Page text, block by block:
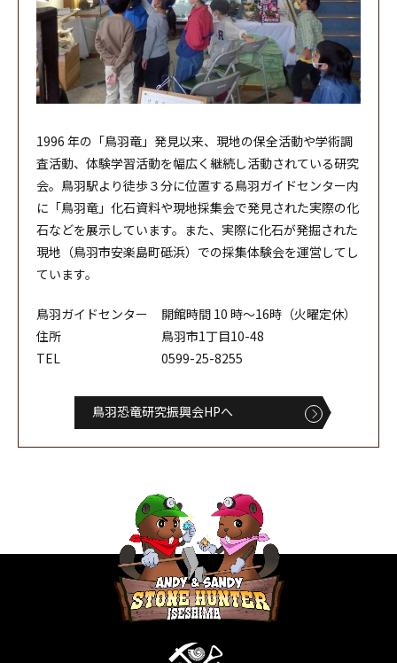
1996 年の「鳥羽竜」発見以来、現地の保全活動や学術調
査活動、体験学習活動を幅広く継続し活動されている研究
会。鳥羽駅より徒歩３分に位置する鳥羽ガイドセンター内
に「鳥羽竜」化石資料や現地採集会で発見された実際の化
石などを展示しています。また、実際に化石が発掘された
現地（鳥羽市安楽島町砥浜）での採集体験会を運営してし
ています。
鳥羽ガイドセンター
開館時間 10 時～16時（火曜定休）
住所
鳥羽市1丁目10-48
TEL
0599-25-8255
鳥羽恐竜研究振興会HPへ